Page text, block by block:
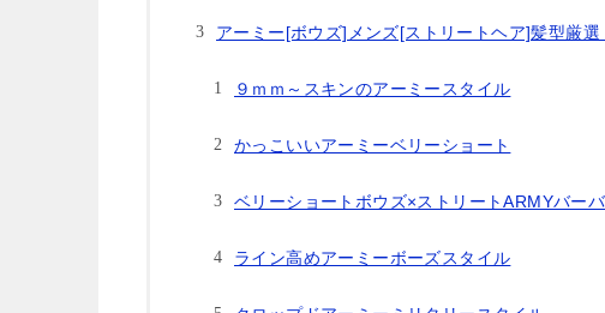
アーミー[ボウズ]メンズ[ストリートヘア]髪型厳選
９ｍｍ～スキンのアーミースタイル
かっこいいアーミーベリーショート
ベリーショートボウズ×ストリートARMYバー
ライン高めアーミーボーズスタイル